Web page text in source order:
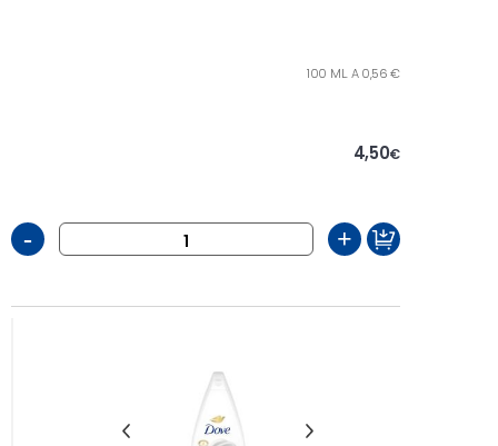
100 ML. A 0,56 €
4,50€
- +